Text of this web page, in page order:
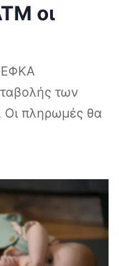
οι
ΕΦΚΑ
των
Οι πληρωμές θα